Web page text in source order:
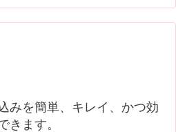
みを簡単、キレイ、かつ効
きます。